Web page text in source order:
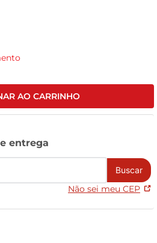
AO CARRINHO
entrega
Buscar
Não sei meu CEP